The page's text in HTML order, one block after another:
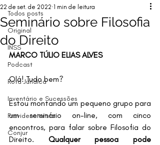
Todos posts
Original
INSS
Podcast
Rota Jurídica
Inventário e Sucessões
Previdenciarista
Conjur
Seminário sobre Filosofia
do Direito
22 de set. de 2022 1 min de leitura
MARCO TÚLIO ELIAS ALVES
Olá! Tudo bem?
Estou montando um pequeno grupo para
um seminário on-line, com cinco
encontros, para falar sobre Filosofia do
Direito. Qualquer pessoa pode